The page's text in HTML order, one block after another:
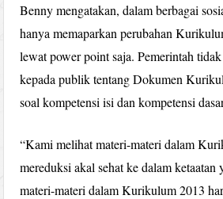
Benny mengatakan, dalam berbagai
hanya memaparkan perubahan
lewat power point saja. Pemerintah
kepada publik tentang Dokumen
soal kompetensi isi dan kompetensi
“Kami melihat materi-materi dalam
mereduksi akal sehat ke dalam
materi-materi dalam Kurikulum 2013